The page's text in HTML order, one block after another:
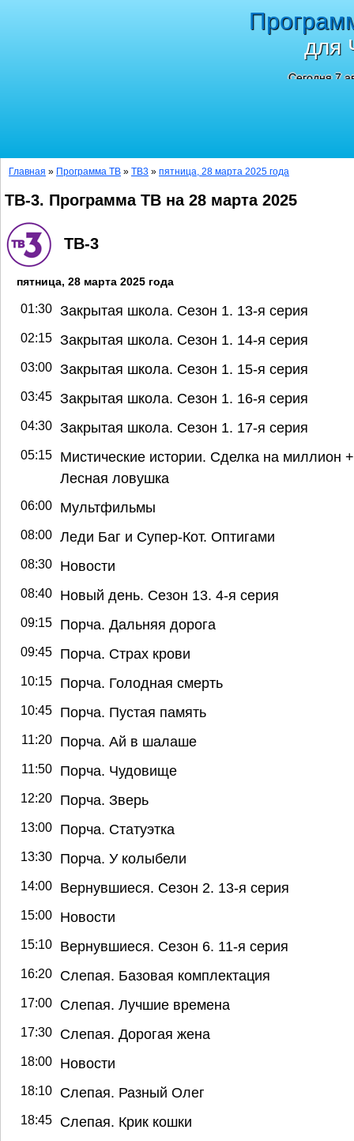
для
Сегодня 7
Главная » Программа ТВ » ТВ3 » пятница, 28 марта 2025 года
ТВ-3. Программа ТВ на 28 марта 2025
ТВ-3
пятница, 28 марта 2025 года
01:30 Закрытая школа. Сезон 1. 13-я серия
02:15 Закрытая школа. Сезон 1. 14-я серия
03:00 Закрытая школа. Сезон 1. 15-я серия
03:45 Закрытая школа. Сезон 1. 16-я серия
04:30 Закрытая школа. Сезон 1. 17-я серия
05:15
Мистические истории. Сделка на миллион +
Лесная ловушка
06:00 Мультфильмы
08:00 Леди Баг и Супер-Кот. Оптигами
08:30 Новости
08:40 Новый день. Сезон 13. 4-я серия
09:15 Порча. Дальняя дорога
09:45 Порча. Страх крови
10:15 Порча. Голодная смерть
10:45 Порча. Пустая память
11:20 Порча. Ай в шалаше
11:50 Порча. Чудовище
12:20 Порча. Зверь
13:00 Порча. Статуэтка
13:30 Порча. У колыбели
14:00 Вернувшиеся. Сезон 2. 13-я серия
15:00 Новости
15:10 Вернувшиеся. Сезон 6. 11-я серия
16:20 Слепая. Базовая комплектация
17:00 Слепая. Лучшие времена
17:30 Слепая. Дорогая жена
18:00 Новости
18:10 Слепая. Разный Олег
18:45 Слепая. Крик кошки